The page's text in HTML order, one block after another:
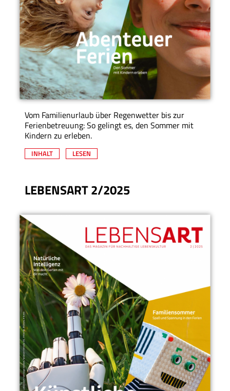
Vom Familienurlaub über Regenwetter bis zur
Ferienbetreuung: So gelingt es, den Sommer mit
Kindern zu erleben.
INHALT LESEN
LEBENSART 2/2025